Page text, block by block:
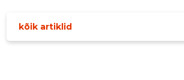
kõik artiklid